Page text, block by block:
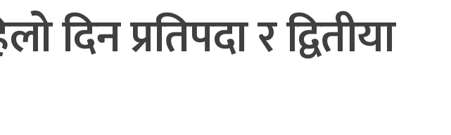
प्रतिपदा र द्वितीया